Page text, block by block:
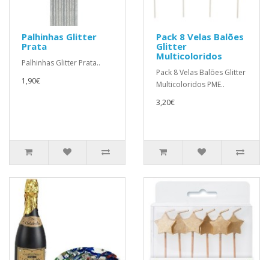
Palhinhas Glitter
Prata
Palhinhas Glitter Prata..
1,90€
Pack 8 Velas Balões
Glitter
Multicoloridos
Pack 8 Velas Balões Glitter
Multicoloridos PME..
3,20€